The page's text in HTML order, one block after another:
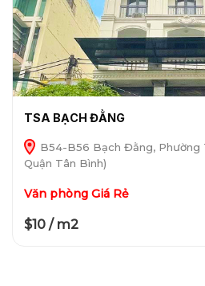
TSA BẠCH ĐẰNG
B54-B56 Bạch Đằng, Phường
Quận Tân Bình)
Văn phòng Giá Rẻ
$10 / m2